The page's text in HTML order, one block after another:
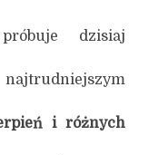
dzisiaj
i różnych